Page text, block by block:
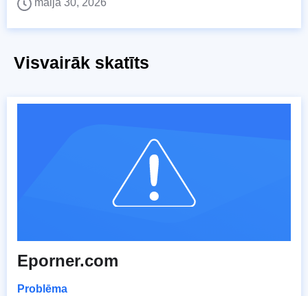
maijā 30, 2026
Visvairāk skatīts
Eporner.com
Problēma